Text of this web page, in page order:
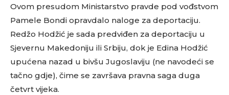
Ovom presudom Ministarstvo pravde pod vođstvom
Pamele Bondi opravdalo naloge za deportaciju.
Redžo Hodžić je sada predviđen za deportaciju u
Sjevernu Makedoniju ili Srbiju, dok je Edina Hodžić
upućena nazad u bivšu Jugoslaviju (ne navodeći se
tačno gdje), čime se završava pravna saga duga
četvrt vijeka.